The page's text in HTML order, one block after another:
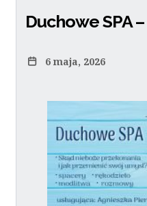
Duchowe SPA
6 maja, 2026